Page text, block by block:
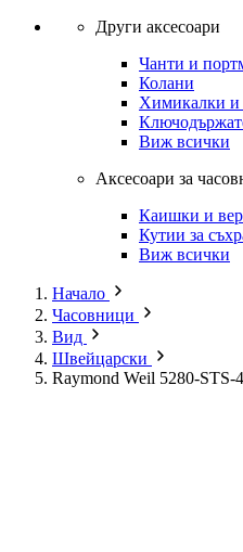
Други аксесоари
Чанти и
Колани
Химикалки и
Виж всички
Аксесоари за
Каишки и
Кутии за
Виж всички
Начало
Часовници
Вид
Швейцарски
Raymond Weil 5280-STS-